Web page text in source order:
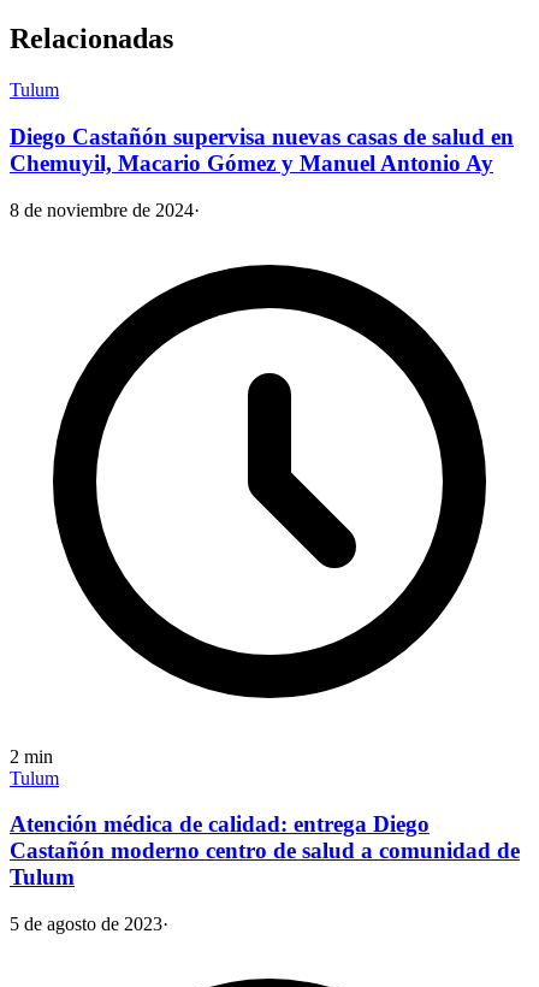
Relacionadas
Tulum
Diego Castañón supervisa nuevas casas de salud en
Chemuyil, Macario Gómez y Manuel Antonio Ay
8 de noviembre de 2024·
2 min
Tulum
Atención médica de calidad: entrega Diego
Castañón moderno centro de salud a comunidad de
Tulum
5 de agosto de 2023·